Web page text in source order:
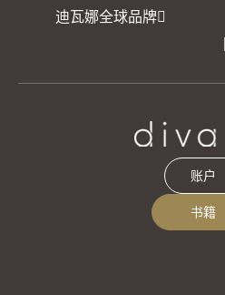
迪瓦娜全球品牌
账户
书籍